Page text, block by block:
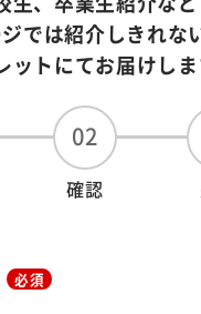
では紹介しきれな
ットにてお届けしま
02
確認
必須